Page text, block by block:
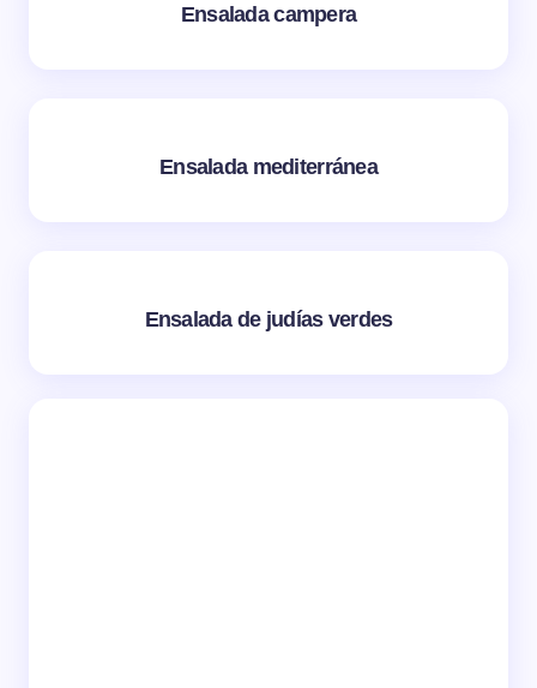
Ensalada campera
Ensalada mediterránea
Ensalada de judías verdes